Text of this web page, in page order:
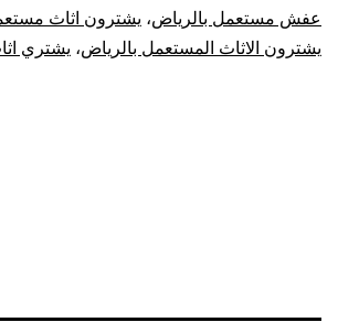
عفش مستعمل بالرياض، يشترون اثاث
يشترون الاثاث المستعمل بالرياض، يشتري